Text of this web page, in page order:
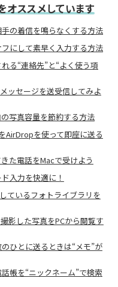
オススメしています
の着信を鳴らなくする方法
にして素早く入力する方法
る“連絡先”と“よく使う項
ッセージを送受信してみよ
写真容量を節約する方法
AirDropを使って即座に送る
た電話をMacで受けよう
入力を快適に！
ているフォトライブラリを
影した写真をPCから閲覧す
ひとに送るときは“メモ”が
帳を“ニックネーム”で検索